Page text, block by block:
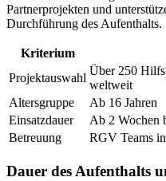
Partnerprojekten und
Durchführung des Aufenthalts.
Kriterium
Projektauswahl
Über 250
weltweit
Altersgruppe
Ab 16 Jahren
Einsatzdauer
Ab 2 Wochen
Betreuung
RGV Teams
Dauer des Aufenthalts